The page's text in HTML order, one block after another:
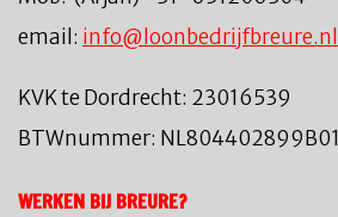
email: info@loonbedrijfbreure.nl
KVK te Dordrecht: 23016539
BTWnummer: NL804402899B01
WERKEN BIJ BREURE?